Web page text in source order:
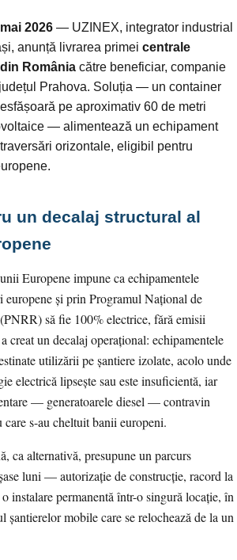
2026 — UZINEX, integrator industrial
anunță livrarea primei centrale
România către beneficiar, companie
Prahova. Soluția — un container
pe aproximativ 60 de metri
— alimentează un echipament
orizontale, eligibil pentru
un decalaj structural al
Europene impune ca echipamentele
și prin Programul Național de
să fie 100% electrice, fără emisii
creat un decalaj operațional: echipamentele
utilizării pe șantiere izolate, acolo unde
electrică lipsește sau este insuficientă, iar
— generatoarele diesel — contravin
s-au cheltuit banii europeni.
ca alternativă, presupune un parcurs
luni — autorizație de construcție, racord la
permanentă într-o singură locație, în
șantierelor mobile care se relochează de la un